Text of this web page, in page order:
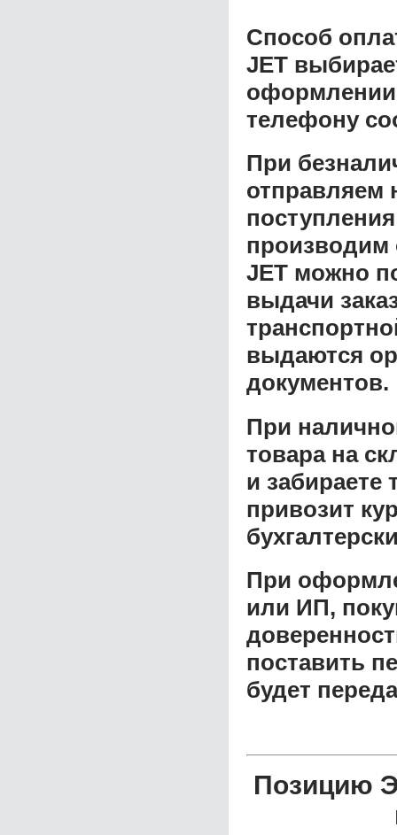
Способ
JET
оформлении
телефону
При
отправляем
производим
JET можно
выдачи
выдаются
документов.
При
товара на
и забираете
привозит
При
или ИП,
поставить
будет
Позицию